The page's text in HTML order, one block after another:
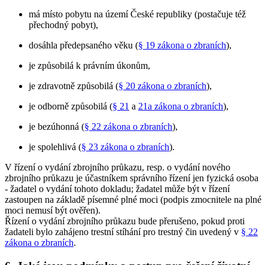
má místo pobytu na území České republiky (postačuje též
přechodný pobyt),
dosáhla předepsaného věku (§ 19 zákona o zbraních),
je způsobilá k právním úkonům,
je zdravotně způsobilá (§ 20 zákona o zbraních),
je odborně způsobilá (§ 21 a 21a zákona o zbraních),
je bezúhonná (§ 22 zákona o zbraních),
je spolehlivá (§ 23 zákona o zbraních).
V řízení o vydání zbrojního průkazu, resp. o vydání nového
zbrojního průkazu je účastníkem správního řízení jen fyzická osoba
- žadatel o vydání tohoto dokladu; žadatel může být v řízení
zastoupen na základě písemné plné moci (podpis zmocnitele na plné
moci nemusí být ověřen).
Řízení o vydání zbrojního průkazu bude přerušeno, pokud proti
žadateli bylo zahájeno trestní stíhání pro trestný čin uvedený v § 22
zákona o zbraních.